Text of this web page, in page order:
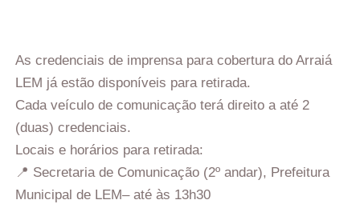
As credenciais de imprensa para cobertura do Arraiá
LEM já estão disponíveis para retirada.
Cada veículo de comunicação terá direito a até 2
(duas) credenciais.
Locais e horários para retirada:
📍 Secretaria de Comunicação (2º andar), Prefeitura
Municipal de LEM– até às 13h30